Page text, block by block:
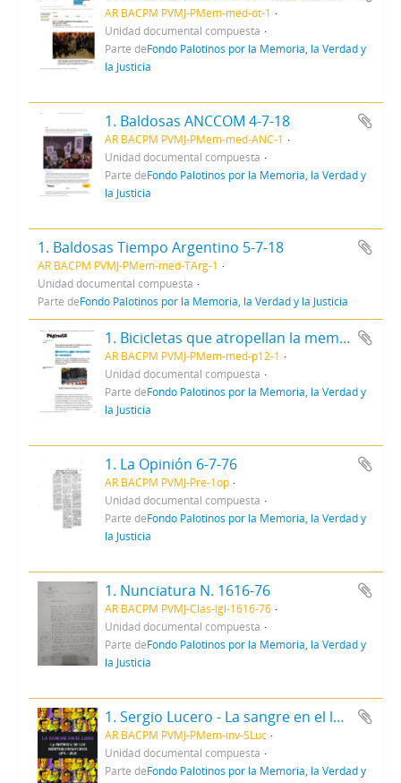
AR BACPM PVMJ-PMem-med-ot-1
Unidad documental compuesta
Parte deFondo Palotinos por la Memoria, la Verdad y
la Justicia
1. Baldosas ANCCOM 4-7-18
AR BACPM PVMJ-PMem-med-ANC-1
Unidad documental compuesta
Parte deFondo Palotinos por la Memoria, la Verdad y
la Justicia
1. Baldosas Tiempo Argentino 5-7-18
AR BACPM PVMJ-PMem-med-TArg-1
Unidad documental compuesta
Parte deFondo Palotinos por la Memoria, la Verdad y la Justicia
1. Bicicletas que atropellan la memoria - Página12 16-5-19
AR BACPM PVMJ-PMem-med-p12-1
Unidad documental compuesta
Parte deFondo Palotinos por la Memoria, la Verdad y
la Justicia
1. La Opinión 6-7-76
AR BACPM PVMJ-Pre-1op
Unidad documental compuesta
Parte deFondo Palotinos por la Memoria, la Verdad y
la Justicia
1. Nunciatura N. 1616-76
AR BACPM PVMJ-Clas-Igl-1616-76
Unidad documental compuesta
Parte deFondo Palotinos por la Memoria, la Verdad y
la Justicia
1. Sergio Lucero - La sangre en el lodo
AR BACPM PVMJ-PMem-inv-SLuc
Unidad documental compuesta
Parte deFondo Palotinos por la Memoria, la Verdad y